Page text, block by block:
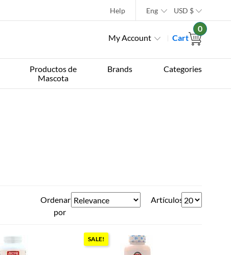
Help Eng USD $
My Account Cart
0
Productos de
Mascota
Brands Categories
Ordenar
por
Artículos
SALE!